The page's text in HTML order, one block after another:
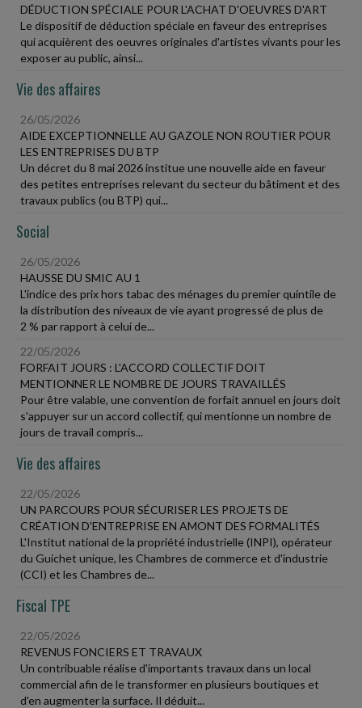
DÉDUCTION SPÉCIALE POUR L'ACHAT D'OEUVRES D'ART
Le dispositif de déduction spéciale en faveur des entreprises
qui acquièrent des oeuvres originales d'artistes vivants pour les
exposer au public, ainsi...
Vie des affaires
26/05/2026
AIDE EXCEPTIONNELLE AU GAZOLE NON ROUTIER POUR
LES ENTREPRISES DU BTP
Un décret du 8 mai 2026 institue une nouvelle aide en faveur
des petites entreprises relevant du secteur du bâtiment et des
travaux publics (ou BTP) qui...
Social
26/05/2026
HAUSSE DU SMIC AU 1
L'indice des prix hors tabac des ménages du premier quintile de
la distribution des niveaux de vie ayant progressé de plus de
2 % par rapport à celui de...
22/05/2026
FORFAIT JOURS : L'ACCORD COLLECTIF DOIT
MENTIONNER LE NOMBRE DE JOURS TRAVAILLÉS
Pour être valable, une convention de forfait annuel en jours doit
s'appuyer sur un accord collectif, qui mentionne un nombre de
jours de travail compris...
Vie des affaires
22/05/2026
UN PARCOURS POUR SÉCURISER LES PROJETS DE
CRÉATION D'ENTREPRISE EN AMONT DES FORMALITÉS
L'Institut national de la propriété industrielle (INPI), opérateur
du Guichet unique, les Chambres de commerce et d'industrie
(CCI) et les Chambres de...
Fiscal TPE
22/05/2026
REVENUS FONCIERS ET TRAVAUX
Un contribuable réalise d'importants travaux dans un local
commercial afin de le transformer en plusieurs boutiques et
d'en augmenter la surface. Il déduit...